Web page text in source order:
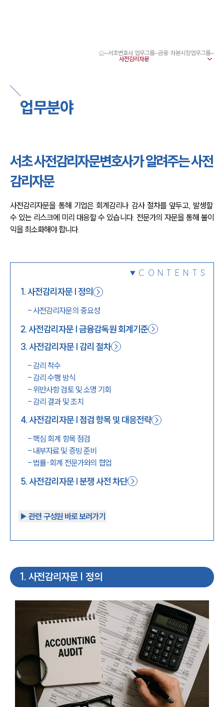
서초형사전문변호사
서초이혼전문변호사
서초학교폭력변호사
서초 분사무소 오시는 길
서초변호사상담 상담접수
채용정보
서초변호사 업무그룹 금융·자본시장업무그룹
업무분야
서초 사전감리자문변호사가 알려주는 사전
감리자문
사전감리자문을 통해 기업은 회계감리나 감사 절차를 앞두고, 발생할
수 있는 리스크에 미리 대응할 수 있습니다. 전문가의 자문을 통해 불이
익을 최소화해야 합니다.
CONTENTS
1.사전감리자문 | 정의
-사전감리자문의 중요성
2.사전감리자문 | 금융감독원 회계기준
3.사전감리자문 | 감리 절차
- 감리 착수
- 감리 수행 방식
- 위반사항 검토 및 소명 기회
- 감리 결과 및 조치
4.사전감리자문 | 점검 항목 및 대응전략
-핵심 회계 항목 점검
- 내부자료 및 증빙 준비
- 법률·회계 전문가와의 협업
5.사전감리자문 | 분쟁 사전 차단
▶︎ 관련 구성원 바로 보러가기
1 . 사전감리자문 | 정의